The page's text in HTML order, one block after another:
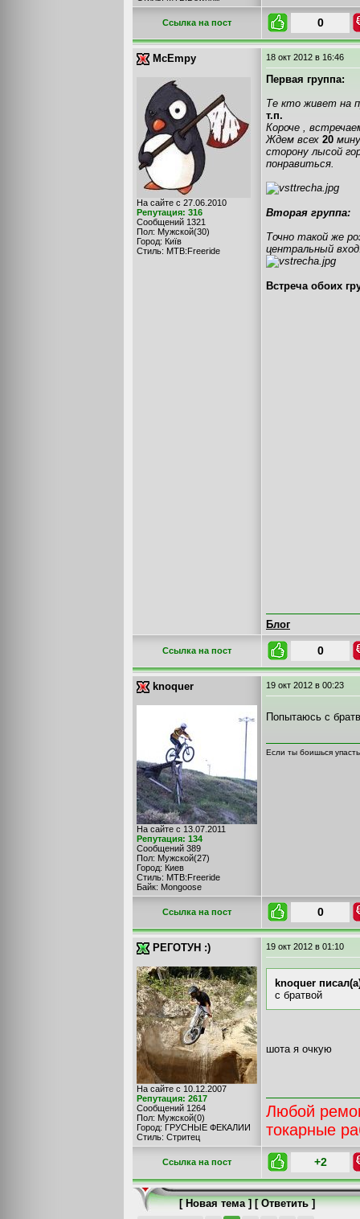
Cсылка на пост 0
McEmpy
На сайте с 27.06.2010
Репутация: 316
Сообщений 1321
Пол: Мужской(30)
Город: Київ
Стиль: MTB:Freeride
18 окт 2012 в 16:46
Первая группа:
Те кто живет на
т.п.
Короче ,
Ждем всех 20
сторону лысой
понравиться.
Вторая группа:
Точно такой же
центральный
Встреча обоих
Блог
Cсылка на пост 0
knoquer
На сайте с 13.07.2011
Репутация: 134
Сообщений 389
Пол: Мужской(27)
Город: Киев
Стиль: MTB:Freeride
Байк: Mongoose
19 окт 2012 в 00:23
Попытаюсь с
Если ты боишься
Cсылка на пост 0
РЕГОТУН :)
На сайте с 10.12.2007
Репутация: 2617
Сообщений 1264
Пол: Мужской(0)
Город: ГРУСНЫЕ ФЕКАЛИИ
Стиль: Стритец
19 окт 2012 в 01:10
knoquer
с братвой
шота я очкую
Любой
токарные
Cсылка на пост +2
[Новая тема] [Ответить]